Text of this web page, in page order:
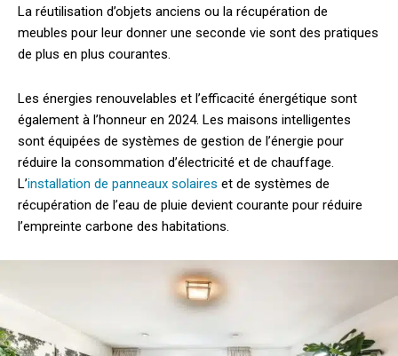
La réutilisation d’objets anciens ou la récupération de
meubles pour leur donner une seconde vie sont des pratiques
de plus en plus courantes.
Les énergies renouvelables et l’efficacité énergétique sont
également à l’honneur en 2024. Les maisons intelligentes
sont équipées de systèmes de gestion de l’énergie pour
réduire la consommation d’électricité et de chauffage.
L’installation de panneaux solaires et de systèmes de
récupération de l’eau de pluie devient courante pour réduire
l’empreinte carbone des habitations.